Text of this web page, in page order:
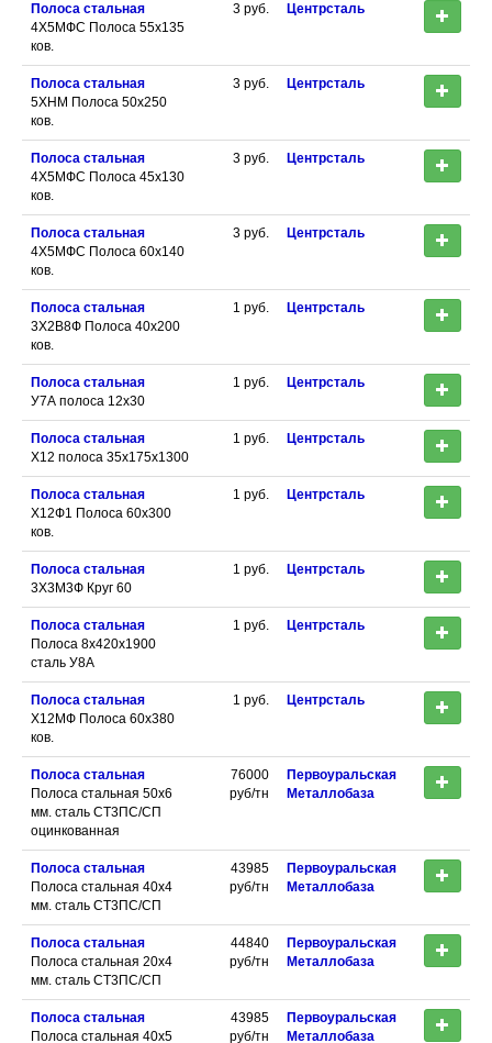
Полоса стальная
4Х5МФС Полоса 55х135
ков.
3 руб. Центрсталь
Полоса стальная
5ХНМ Полоса 50х250
ков.
3 руб. Центрсталь
Полоса стальная
4Х5МФС Полоса 45х130
ков.
3 руб. Центрсталь
Полоса стальная
4Х5МФС Полоса 60х140
ков.
3 руб. Центрсталь
Полоса стальная
3Х2В8Ф Полоса 40х200
ков.
1 руб. Центрсталь
Полоса стальная
У7А полоса 12х30
1 руб. Центрсталь
Полоса стальная
Х12 полоса 35х175х1300
1 руб. Центрсталь
Полоса стальная
Х12Ф1 Полоса 60х300
ков.
1 руб. Центрсталь
Полоса стальная
3Х3М3Ф Круг 60
1 руб. Центрсталь
Полоса стальная
Полоса 8х420х1900
сталь У8А
1 руб. Центрсталь
Полоса стальная
Х12МФ Полоса 60х380
ков.
1 руб. Центрсталь
Полоса стальная
Полоса стальная 50х6
мм. сталь СТ3ПС/СП
оцинкованная
76000
руб/тн
Первоуральская
Металлобаза
Полоса стальная
Полоса стальная 40х4
мм. сталь СТ3ПС/СП
43985
руб/тн
Первоуральская
Металлобаза
Полоса стальная
Полоса стальная 20х4
мм. сталь СТ3ПС/СП
44840
руб/тн
Первоуральская
Металлобаза
Полоса стальная
Полоса стальная 40х5
43985
руб/тн
Первоуральская
Металлобаза